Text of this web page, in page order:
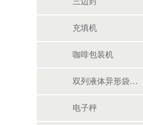
充填机
咖啡包装机
双列液体异形袋包装机
电子秤